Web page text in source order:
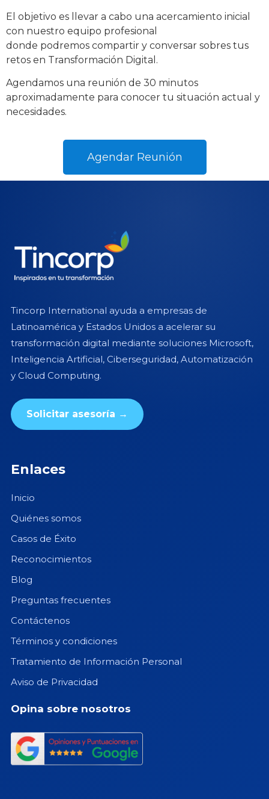
El objetivo es llevar a cabo una acercamiento inicial
con nuestro equipo profesional
donde podremos compartir y conversar sobres tus
retos en Transformación Digital.
Agendamos una reunión de 30 minutos
aproximadamente para conocer tu situación actual y
necesidades.
Agendar Reunión
Tincorp International ayuda a empresas de
Latinoamérica y Estados Unidos a acelerar su
transformación digital mediante soluciones Microsoft,
Inteligencia Artificial, Ciberseguridad, Automatización
y Cloud Computing.
Solicitar asesoría →
Enlaces
Inicio
Quiénes somos
Casos de Éxito
Reconocimientos
Blog
Preguntas frecuentes
Contáctenos
Términos y condiciones
Tratamiento de Información Personal
Aviso de Privacidad
Opina sobre nosotros